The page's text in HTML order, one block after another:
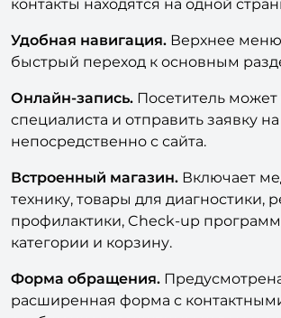
специалисты, отзывы,
контакты находятся на одной
Удобная навигация.Верхнее меню
быстрый переход к основным
Онлайн-запись.Посетитель может
специалиста и отправить заявку
непосредственно с сайта.
Встроенный магазин.Включает
технику, товары для диагностики,
профилактики, Check-up
категории и корзину.
Форма обращения.